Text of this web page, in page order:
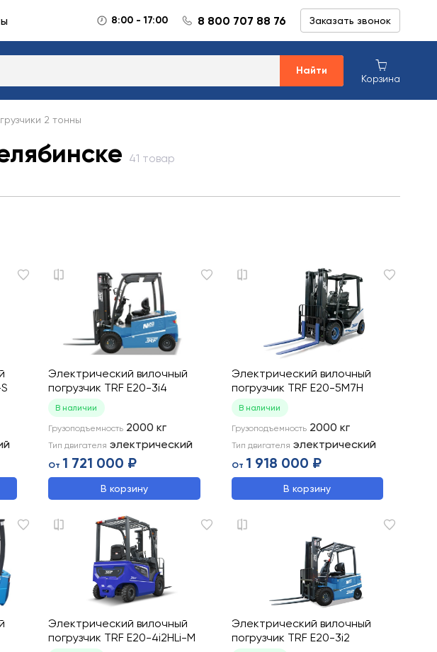
8:00 - 17:00 8 800 707 88 76 Заказать звонок
Найти
Корзина
2 тонны
41 товар
Электрический вилочный
погрузчик TRF E20-3i4
В наличии
Грузоподъемность 2000 кг
Тип двигателя электрический
От 1 721 000 ₽
В корзину
Электрический вилочный
погрузчик TRF E20-5M7H
В наличии
Грузоподъемность 2000 кг
Тип двигателя электрический
От 1 918 000 ₽
В корзину
Электрический вилочный
погрузчик TRF E20-4i2HLi-M
Электрический вилочный
погрузчик TRF E20-3i2